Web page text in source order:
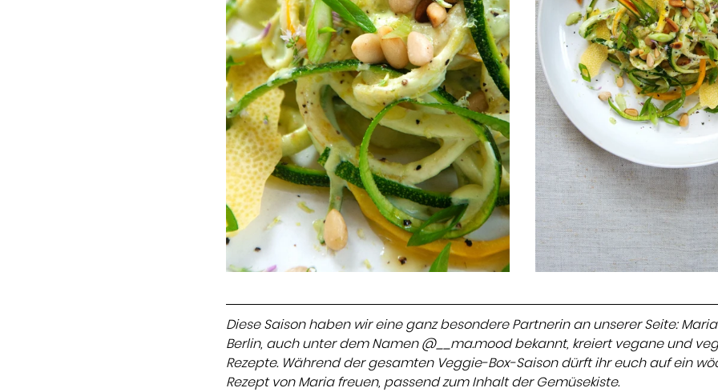
Diese Saison haben wir eine ganz besondere Partnerin an unserer Seite:
Berlin, auch unter dem Namen @__ma.mood bekannt, kreiert vegane und
Rezepte. Während der gesamten Veggie-Box-Saison dürft ihr euch auf ein
Rezept von Maria freuen, passend zum Inhalt der Gemüsekiste.